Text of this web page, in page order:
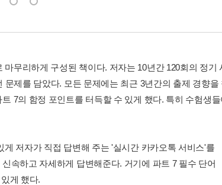
무리하게 구성된 책이다. 저자는 10년간 120회의 정기
제를 담았다. 모든 문제에는 최근 3년간의 출제 경향을
7의 함정 포인트를 터득할 수 있게 했다. 특히 수험생들
저자가 직접 답변해 주는 '실시간 카카오톡 서비스'를
속하고 자세하게 답변해준다. 거기에 파트 7 필수 단어
게 했다.